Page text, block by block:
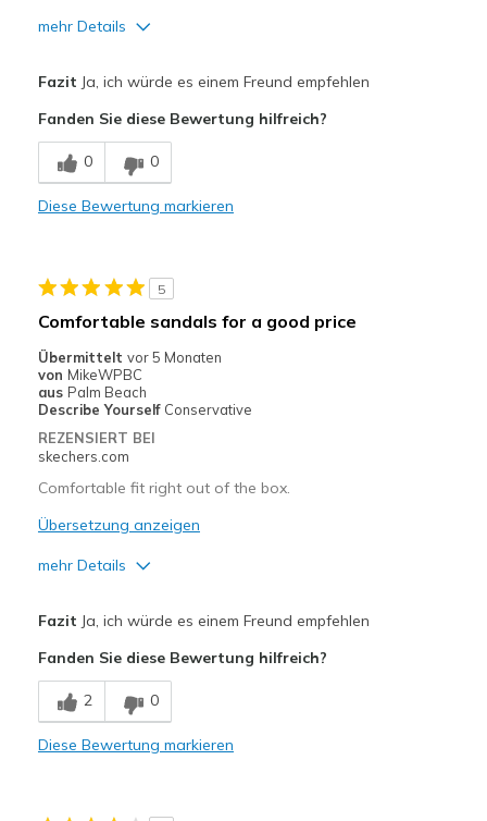
mehr Details
Hübsch
Leicht
Auf der Arbeit
Breite
Größe
Meine Meinung zu Schuhen
Fazit Ja, ich würde es einem Freund empfehlen
Fanden Sie diese Bewertung hilfreich?
0 0
Diese Bewertung markieren
5
Comfortable sandals for a good price
Übermittelt vor 5 Monaten
von MikeWPBC
aus Palm Beach
Describe Yourself Conservative
REZENSIERT BEI
skechers.com
Comfortable fit right out of the box.
Übersetzung anzeigen
mehr Details
Geeignete Verwendung
Casual Wear
Fazit Ja, ich würde es einem Freund empfehlen
Fanden Sie diese Bewertung hilfreich?
2 0
Diese Bewertung markieren